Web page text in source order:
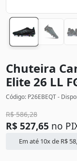
Chuteira
Elite 26 LL
Código: P26EBEQT -
R$586,28
R$ 527,65 no
Em até 10x de R$